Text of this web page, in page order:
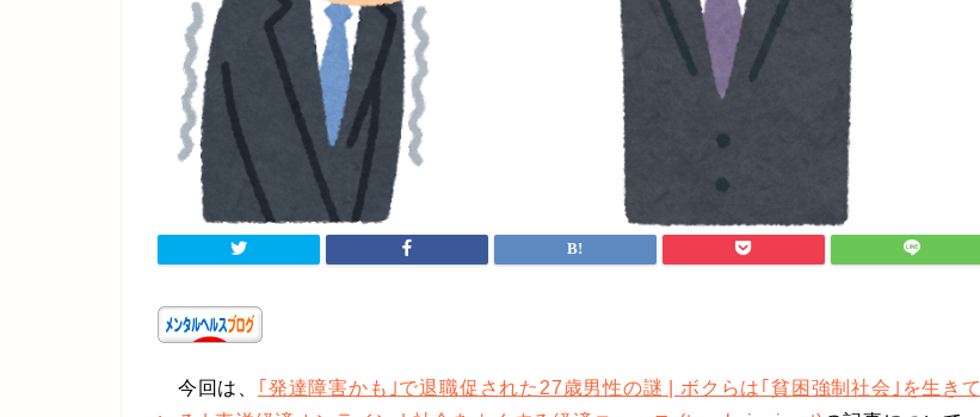
今回は、
｢発達障害かも｣で退職促された27歳男性の謎 | ボクらは｢貧困強制社会｣を生きて